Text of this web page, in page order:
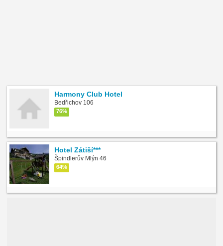
Harmony Club Hotel
Bedřichov 106
76%
Hotel Zátiší***
Špindlerův Mlýn 46
64%